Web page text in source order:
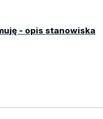
- opis stanowiska